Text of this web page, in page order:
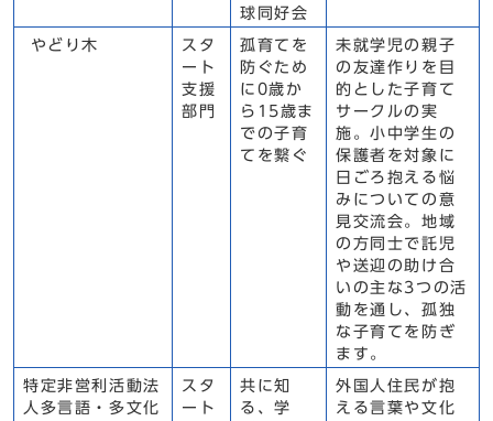
球同好会
やどり木
スタ
ート
支援
部門
孤育てを
防ぐため
に0歳か
ら15歳ま
での子育
てを繋ぐ
未就学児の親子
の友達作りを目
的とした子育て
サークルの実
施。小中学生の
保護者を対象に
日ごろ抱える悩
みについての意
見交流会。地域
の方同士で託児
や送迎の助け合
いの主な3つの活
動を通し、孤独
な子育てを防ぎ
ます。
特定非営利活動法
人多言語・多文化
スタ
ート
共に知
る、学
外国人住民が抱
える言葉や文化